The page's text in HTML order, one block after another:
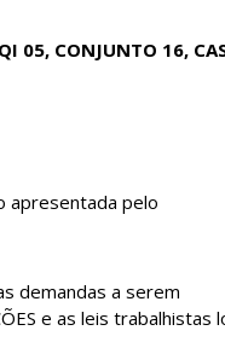
05, CONJUNTO 16,
apresentada pelo
demandas a serem
e as leis trabalhistas